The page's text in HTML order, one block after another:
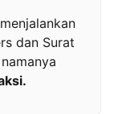
dan Surat